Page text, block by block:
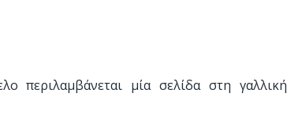
περιλαμβάνεται μία σελίδα στη γαλλική